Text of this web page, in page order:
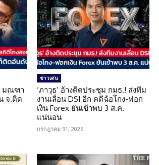
มณฑา
จ.ติด
ข่าวเด่น
‘ภาวุธ’ อ้างติดประชุม กมธ.! ส่งทีม
งานเลื่อน DSI อีก คดีฉ้อโกง-ฟอก
เงิน Forex ยันเข้าพบ 3 ส.ค.
แน่นอน
กรกฎาคม 31, 2026